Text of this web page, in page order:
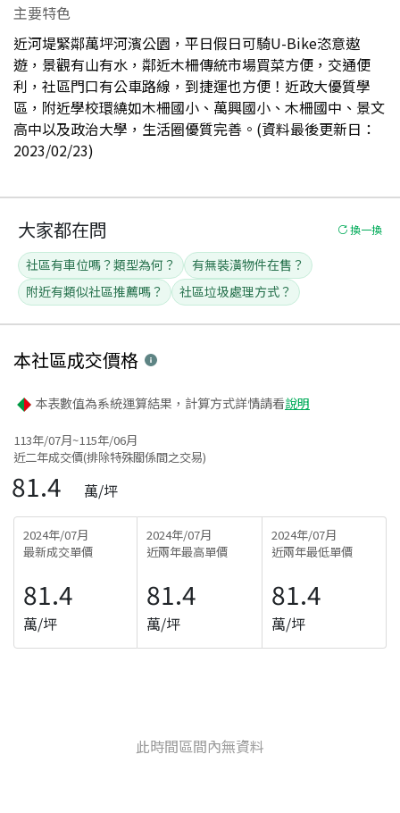
主要特色
近河堤緊鄰萬坪河濱公園，平日假日可騎U-Bike恣意遨
遊，景觀有山有水，鄰近木柵傳統市場買菜方便，交通便
利，社區門口有公車路線，到捷運也方便！近政大優質學
區，附近學校環繞如木柵國小、萬興國小、木柵國中、景文
高中以及政治大學，生活圈優質完善。(資料最後更新日：
2023/02/23)
大家都在問 換一換
社區有車位嗎？類型為何？
有無裝潢物件在售？
附近有類似社區推薦嗎？
社區垃圾處理方式？
本社區成交價格
本表數值為系統運算結果，計算方式詳情請看說明
113年/07月~115年/06月
近二年成交價(排除特殊關係間之交易)
81.4 萬/坪
2024年/07月
最新成交單價
81.4
萬/坪
2024年/07月
近兩年最高單價
81.4
萬/坪
2024年/07月
近兩年最低單價
81.4
萬/坪
此時間區間內無資料